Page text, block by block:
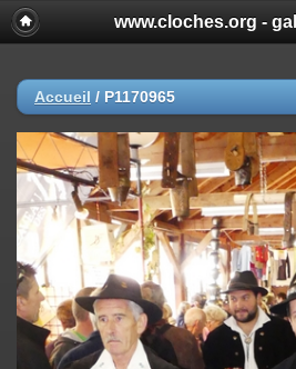
www.cloches.org -
Accueil / P1170965